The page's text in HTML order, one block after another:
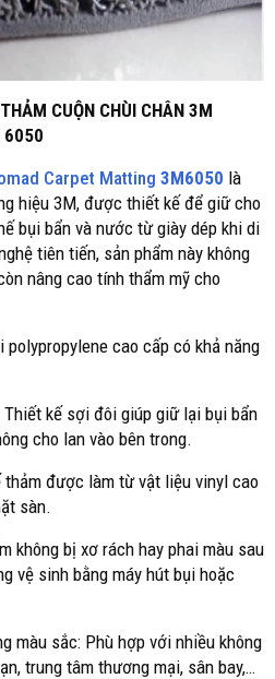
CUỘN CHÙI CHÂN 3M
6050
Carpet Matting 3M6050 là
hiệu 3M, được thiết kế để giữ cho
bụi bẩn và nước từ giày dép khi di
tiên tiến, sản phẩm này không
nâng cao tính thẩm mỹ cho
cao cấp có khả năng
kế sợi đôi giúp giữ lại bụi bẩn
cho lan vào bên trong.
được làm từ vật liệu vinyl cao
sàn.
không bị xơ rách hay phai màu sau
vệ sinh bằng máy hút bụi hoặc
màu sắc: Phù hợp với nhiều không
trung tâm thương mại, sân bay,…